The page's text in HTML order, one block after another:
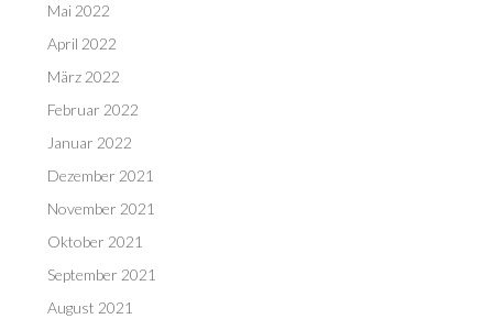
Mai 2022
April 2022
März 2022
Februar 2022
Januar 2022
Dezember 2021
November 2021
Oktober 2021
September 2021
August 2021